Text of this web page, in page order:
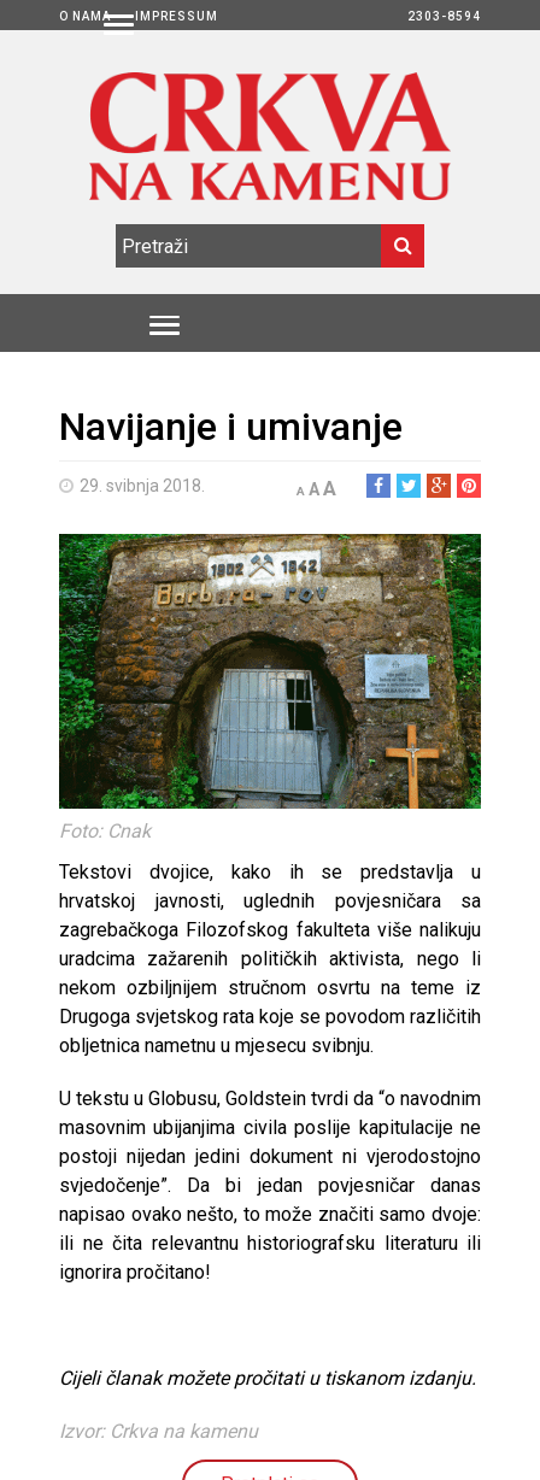
O NAMA IMPRESSUM 2303-8594
Navijanje i umivanje
29. svibnja 2018. A AA
Foto: Cnak
Tekstovi dvojice, kako ih se predstavlja u
hrvatskoj javnosti, uglednih povjesničara sa
zagrebačkoga Filozofskog fakulteta više nalikuju
uradcima zažarenih političkih aktivista, nego li
nekom ozbiljnijem stručnom osvrtu na teme iz
Drugoga svjetskog rata koje se povodom različitih
obljetnica nametnu u mjesecu svibnju.
U tekstu u Globusu, Goldstein tvrdi da “o navodnim
masovnim ubijanjima civila poslije kapitulacije ne
postoji nijedan jedini dokument ni vjerodostojno
svjedočenje”. Da bi jedan povjesničar danas
napisao ovako nešto, to može značiti samo dvoje:
ili ne čita relevantnu historiografsku literaturu ili
ignorira pročitano!
Cijeli članak možete pročitati u tiskanom izdanju.
Izvor: Crkva na kamenu